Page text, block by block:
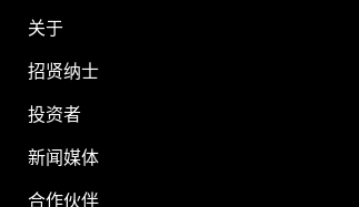
关于
招贤纳士
投资者
新闻媒体
合作伙伴